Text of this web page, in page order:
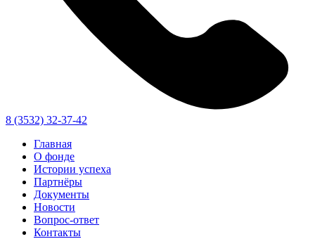
8 (3532) 32-37-42
Главная
О фонде
Истории успеха
Партнёры
Документы
Новости
Вопрос-ответ
Контакты